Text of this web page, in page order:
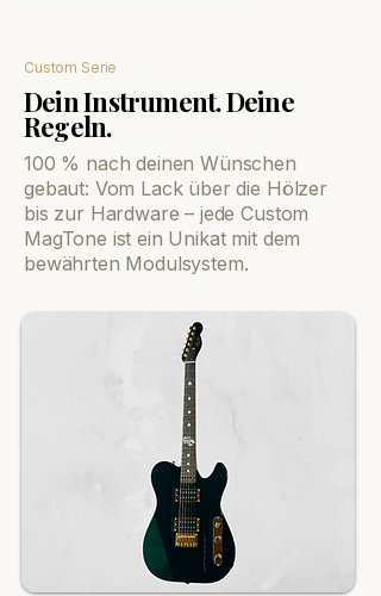
Custom Serie
Dein Instrument. Deine
Regeln.
100 % nach deinen Wünschen
gebaut: Vom Lack über die Hölzer
bis zur Hardware – jede Custom
MagTone ist ein Unikat mit dem
bewährten Modulsystem.